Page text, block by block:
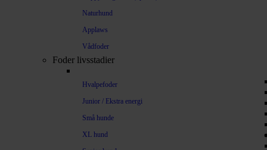
Naturhund
Applaws
Vådfoder
Foder livsstadier
Hvalpefoder
Junior / Ekstra energi
Små hunde
XL hund